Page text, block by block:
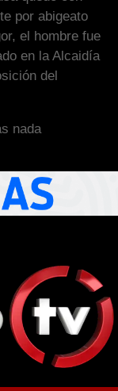
por abigeato
el hombre fue
en la Alcaidía
del
nada